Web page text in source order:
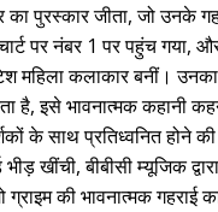
का पुरस्कार जीता, जो उनके
पर नंबर 1 पर पहुंच गया,
महिला कलाकार बनीं।
है, इसे भावनात्मक कहानी
के साथ प्रतिध्वनित होने
खींची, बीबीसी म्यूजिक
की भावनात्मक गहराई